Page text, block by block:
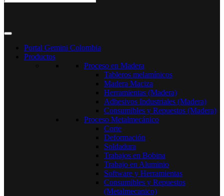
Portal Gemini Colombia
Productos
Proceso en Madera
Tableros melamínicos
Madera Maciza
Herramientas (Madera)
Adhesivos Industriales (Madera)
Consumibles y Repuestos (Madera)
Proceso Metalmecánico
Corte
Deformación
Soldadura
Trabajos en Bobina
Trabajo en Aluminio
Software y Herramientas
Consumibles y Repuestos
(Metalmecanico)